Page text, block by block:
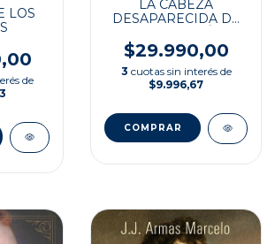
LOS
de
LA CABEZA
DESAPARECIDA DE
$29.990,00
3 cuotas sin interés de
$9.996,67